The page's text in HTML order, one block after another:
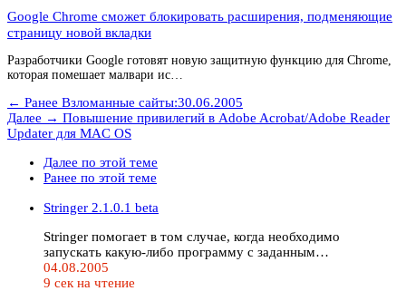
Google Chrome сможет блокировать расширения, подменяющие
страницу новой вкладки
Разработчики Google готовят новую защитную функцию для Chrome,
которая помешает малвари ис…
← Ранее Взломанные сайты:30.06.2005
Далее → Повышение привилегий в Adobe Acrobat/Adobe Reader
Updater для MAC OS
Далее по этой теме
Ранее по этой теме
Stringer 2.1.0.1 beta
Stringer помогает в том случае, когда необходимо
запускать какую-либо программу с заданным…
04.08.2005
9 сек на чтение